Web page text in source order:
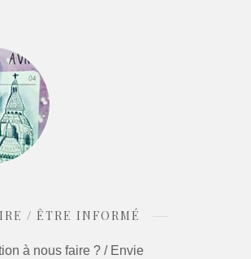
/ ÊTRE INFORMÉ
à nous faire ? / Envie